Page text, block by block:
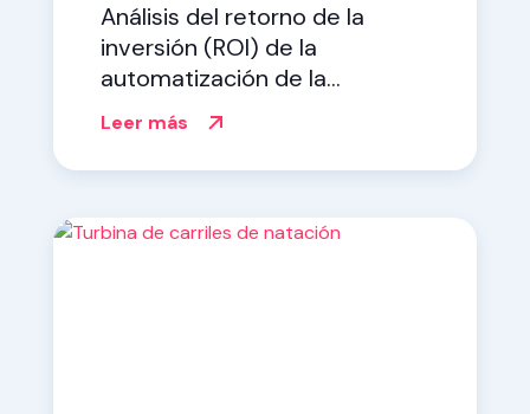
Análisis del retorno de la
inversión (ROI) de la
automatización de la
seguridad de carriles
Leer más